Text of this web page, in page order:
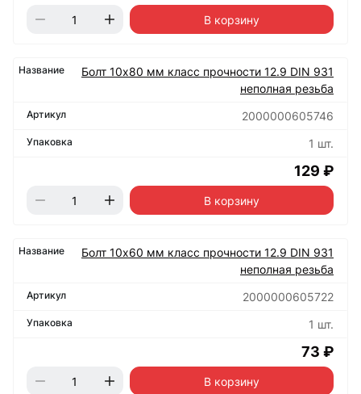
В корзину
Болт 10х80 мм класс прочности 12.9 DIN 931
неполная резьба
2000000605746
1 шт.
129 ₽
В корзину
Болт 10х60 мм класс прочности 12.9 DIN 931
неполная резьба
2000000605722
1 шт.
73 ₽
В корзину